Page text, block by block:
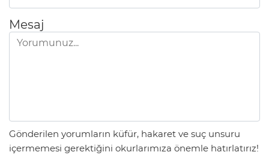
Mesaj
Gönderilen yorumların küfür, hakaret ve suç unsuru
içermemesi gerektiğini okurlarımıza önemle hatırlatırız!